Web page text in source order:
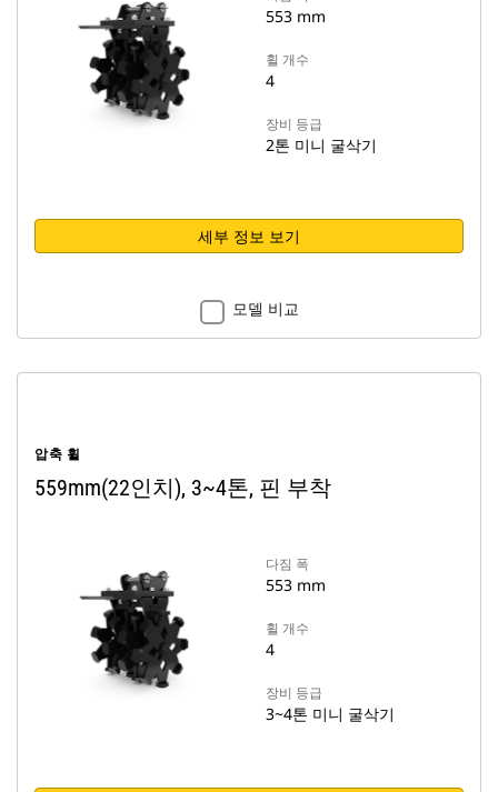
553 mm
휠 개수
4
장비 등급
2톤 미니 굴삭기
세부 정보 보기
모델 비교
압축 휠
559mm(22인치), 3~4톤, 핀 부착
다짐 폭
553 mm
휠 개수
4
장비 등급
3~4톤 미니 굴삭기